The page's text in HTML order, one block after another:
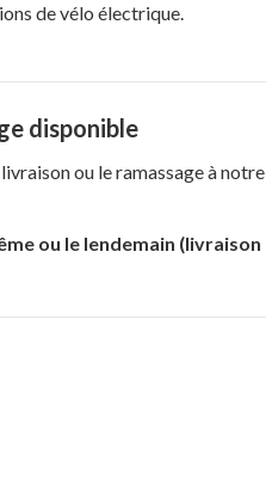
de vélo électrique.
disponible
ou le ramassage à notre
ou le lendemain (livraison